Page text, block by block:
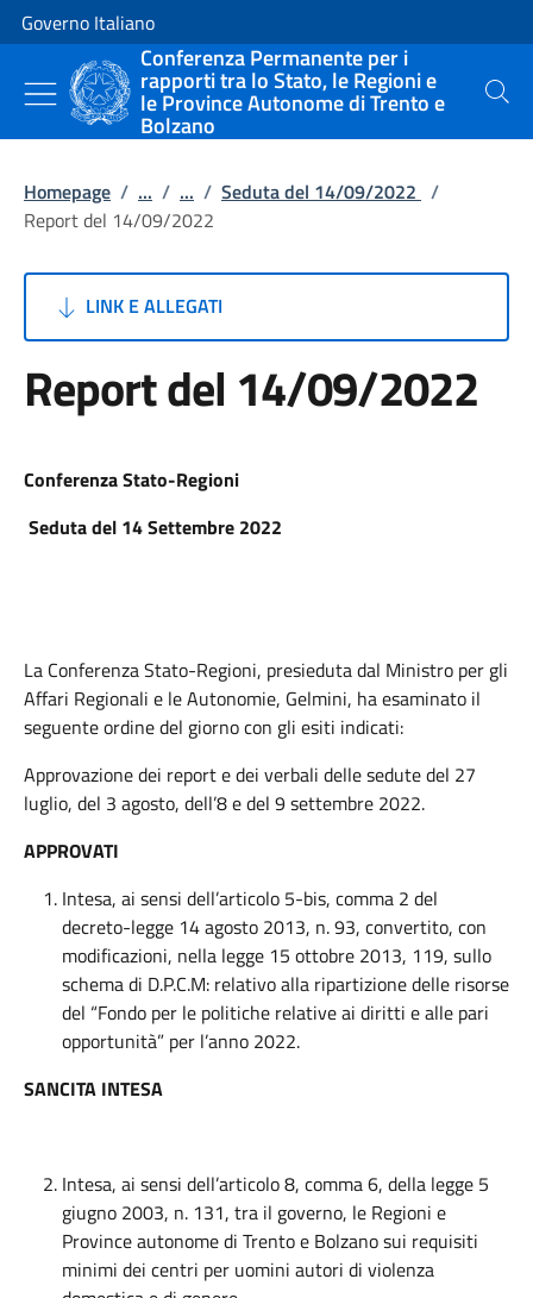
Vai al contenuto
Vai alla navigazione del sito
Governo Italiano
Conferenza Permanente per i
rapporti tra lo Stato, le Regioni e
le Province Autonome di Trento e
Bolzano
Cerca
Homepage / ... / ... / Seduta del 14/09/2022 /
Report del 14/09/2022
LINK E ALLEGATI
Report del 14/09/2022
Conferenza Stato-Regioni
Seduta del 14 Settembre 2022
La Conferenza Stato-Regioni, presieduta dal Ministro per gli
Affari Regionali e le Autonomie, Gelmini, ha esaminato il
seguente ordine del giorno con gli esiti indicati:
Approvazione dei report e dei verbali delle sedute del 27
luglio, del 3 agosto, dell’8 e del 9 settembre 2022.
APPROVATI
Intesa, ai sensi dell’articolo 5-bis, comma 2 del
decreto-legge 14 agosto 2013, n. 93, convertito, con
modificazioni, nella legge 15 ottobre 2013, 119, sullo
schema di D.P.C.M: relativo alla ripartizione delle risorse
del “Fondo per le politiche relative ai diritti e alle pari
opportunità” per l’anno 2022.
SANCITA INTESA
Intesa, ai sensi dell’articolo 8, comma 6, della legge 5
giugno 2003, n. 131, tra il governo, le Regioni e
Province autonome di Trento e Bolzano sui requisiti
minimi dei centri per uomini autori di violenza